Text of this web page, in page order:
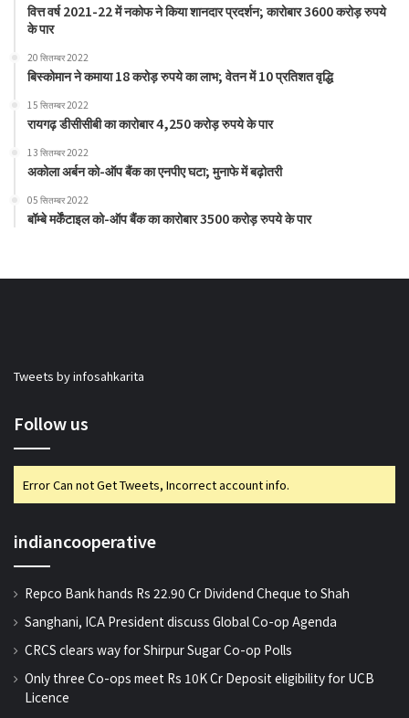
वित्त वर्ष 2021-22 में नकोफ ने किया शानदार प्रदर्शन; कारोबार 3600 करोड़ रुपये
के पार
20 सितम्बर 2022
बिस्कोमान ने कमाया 18 करोड़ रुपये का लाभ; वेतन में 10 प्रतिशत वृद्धि
15 सितम्बर 2022
रायगढ़ डीसीसीबी का कारोबार 4,250 करोड़ रुपये के पार
13 सितम्बर 2022
अकोला अर्बन को-ऑप बैंक का एनपीए घटा; मुनाफे में बढ़ोतरी
05 सितम्बर 2022
बॉम्बे मर्केंटाइल को-ऑप बैंक का कारोबार 3500 करोड़ रुपये के पार
Tweets by infosahkarita
Follow us
Error Can not Get Tweets, Incorrect account info.
indiancooperative
Repco Bank hands Rs 22.90 Cr Dividend Cheque to Shah
Sanghani, ICA President discuss Global Co-op Agenda
CRCS clears way for Shirpur Sugar Co-op Polls
Only three Co-ops meet Rs 10K Cr Deposit eligibility for UCB
Licence